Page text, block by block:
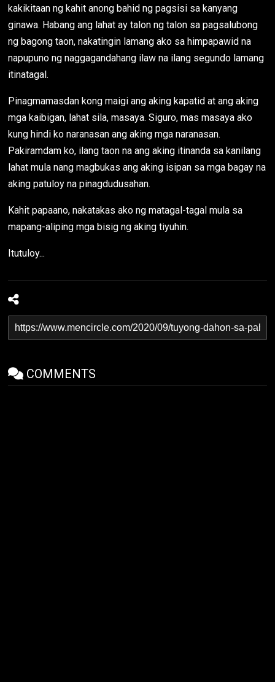
kakikitaan ng kahit anong bahid ng pagsisi sa kanyang
ginawa. Habang ang lahat ay talon ng talon sa pagsalubong
ng bagong taon, nakatingin lamang ako sa himpapawid na
napupuno ng naggagandahang ilaw na ilang segundo lamang
itinatagal.
Pinagmamasdan kong maigi ang aking kapatid at ang aking
mga kaibigan, lahat sila, masaya. Siguro, mas masaya ako
kung hindi ko naranasan ang aking mga naranasan.
Pakiramdam ko, ilang taon na ang aking itinanda sa kanilang
lahat mula nang magbukas ang aking isipan sa mga bagay na
aking patuloy na pinagdudusahan.
Kahit papaano, nakatakas ako ng matagal-tagal mula sa
mapang-aliping mga bisig ng aking tiyuhin.
Itutuloy...
COMMENTS